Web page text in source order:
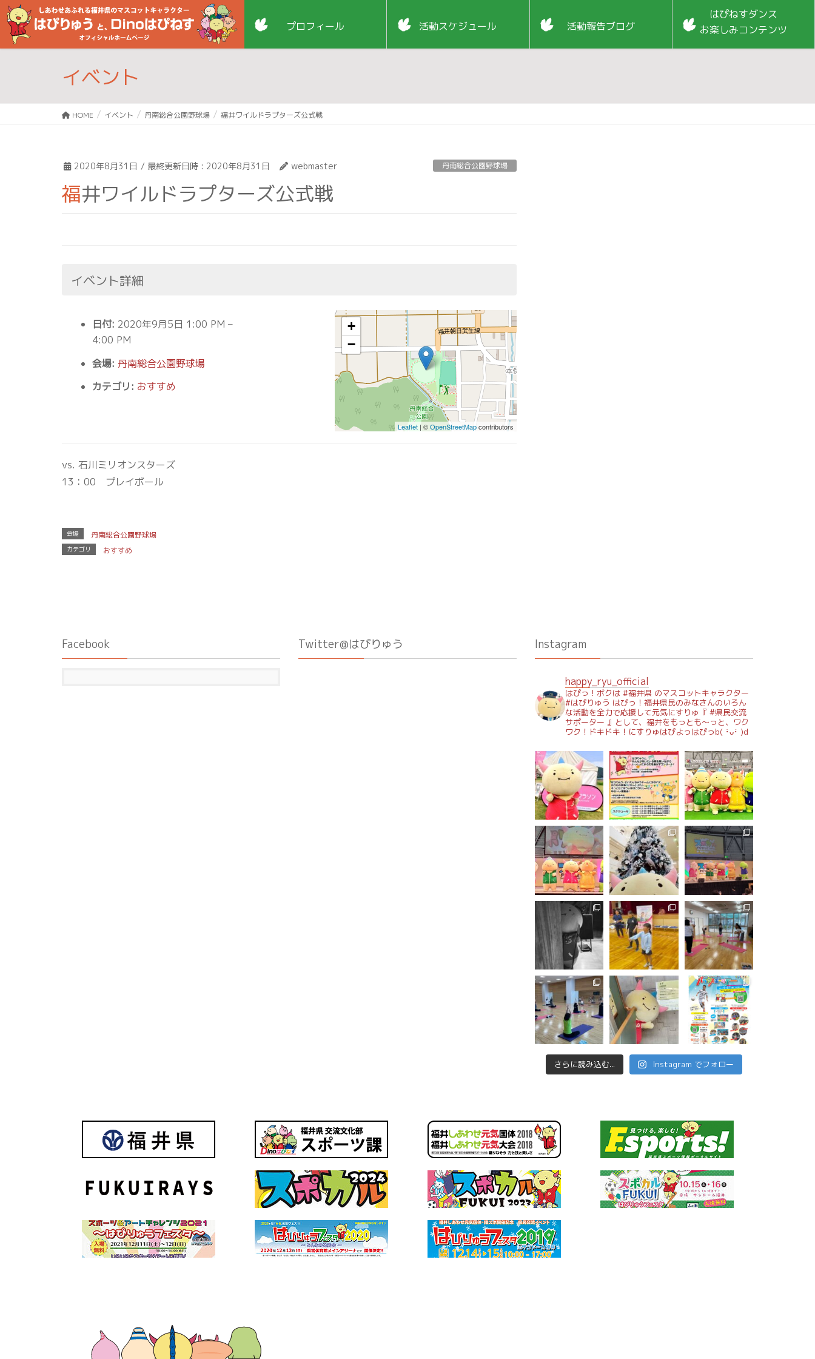
プロフィール 活動スケジュール 活動報告ブログ
はぴねすダンス
お楽しみコンテンツ
イベント
HOME イベント 丹南総合公園野球場 福井ワイルドラプターズ公式戦
2020年8月31日 / 最終更新日時 : 2020年8月31日 webmaster 丹南総合公園野球場
福井ワイルドラプターズ公式戦
イベント詳細
日付: 2020年9月5日 1:00 PM –
4:00 PM
会場: 丹南総合公園野球場
カテゴリ: おすすめ
+
−
Leaflet | ©OpenStreetMapcontributors
vs. 石川ミリオンスターズ
13：00 プレイボール
会場 丹南総合公園野球場
カテゴリ おすすめ
Facebook Twitter@はぴりゅう Instagram
happy_ryu_official
はぴっ！ボクは #福井県 のマスコットキャラクター
#はぴりゅう はぴっ！福井県民のみなさんのいろん
な活動を全力で応援して元気にすりゅ『 #県民交流
サポーター 』として、福井をもっとも～っと、ワク
ワク！ドキドキ！にすりゅはぴよっはぴっb( ･̀ᴗ･́ )d
さらに読み込む... Instagram でフォロー